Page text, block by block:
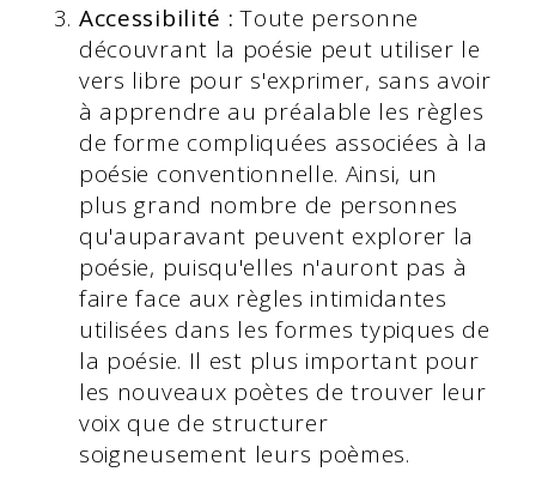
Accessibilité : Toute personne
découvrant la poésie peut utiliser le
vers libre pour s'exprimer, sans avoir
à apprendre au préalable les règles
de forme compliquées associées à la
poésie conventionnelle. Ainsi, un
plus grand nombre de personnes
qu'auparavant peuvent explorer la
poésie, puisqu'elles n'auront pas à
faire face aux règles intimidantes
utilisées dans les formes typiques de
la poésie. Il est plus important pour
les nouveaux poètes de trouver leur
voix que de structurer
soigneusement leurs poèmes.